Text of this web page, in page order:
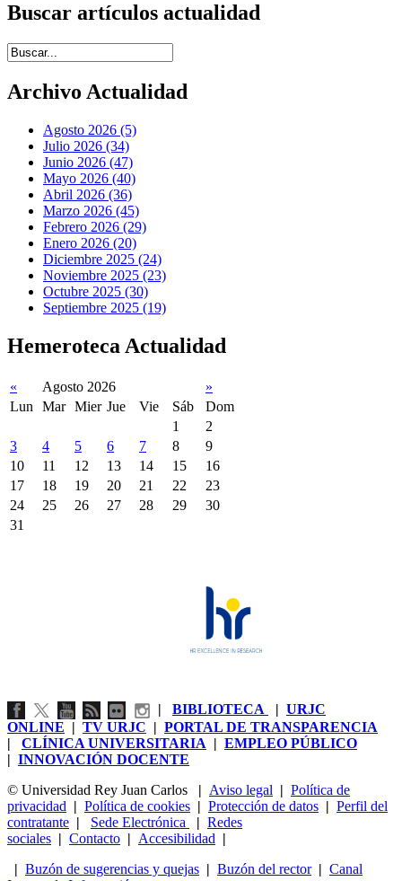
Buscar artículos actualidad
Introduce términos de búsqueda
Archivo Actualidad
Agosto 2026 (5)
Julio 2026 (34)
Junio 2026 (47)
Mayo 2026 (40)
Abril 2026 (36)
Marzo 2026 (45)
Febrero 2026 (29)
Enero 2026 (20)
Diciembre 2025 (24)
Noviembre 2025 (23)
Octubre 2025 (30)
Septiembre 2025 (19)
Hemeroteca Actualidad
« Agosto 2026
»
Lun
Mar Mier Jue Vie Sáb
Dom
1
2
3
4 5 6 7 8
9
10
11 12 13 14 15
16
17
18 19 20 21 22
23
24
25 26 27 28 29
30
31
| BIBLIOTECA | URJC
ONLINE | TV URJC | PORTAL DE TRANSPARENCIA
| CLÍNICA UNIVERSITARIA | EMPLEO PÚBLICO
| INNOVACIÓN DOCENTE
© Universidad Rey Juan Carlos
| Aviso legal | Política de
privacidad | Política de cookies | Protección de datos | Perfil del
contratante | Sede Electrónica | Redes
sociales | Contacto | Accesibilidad |
| Buzón de sugerencias y quejas | Buzón del rector| Canal